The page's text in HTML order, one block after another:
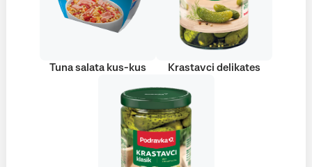
Tuna salata kus-kus Krastavci delikates